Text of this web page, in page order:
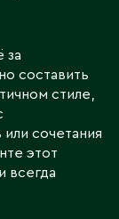
за
составить
стиле,
сочетания
этот
всегда